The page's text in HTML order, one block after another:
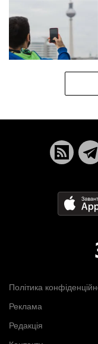
Політика
Реклама
Редакція